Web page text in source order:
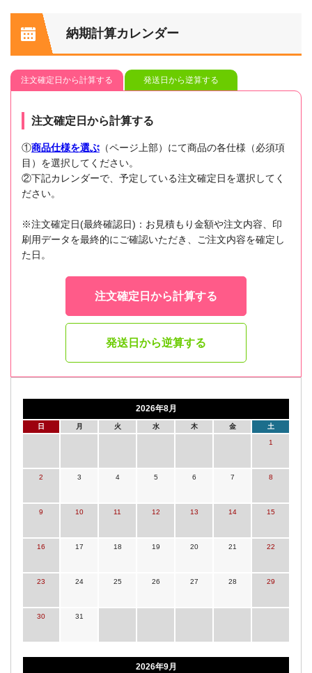
納期計算カレンダー
注文確定日から計算する 発送日から逆算する
注文確定日から計算する
①商品仕様を選ぶ （ページ上部）にて商品の各仕様（必須項
目）を選択してください。
②下記カレンダーで、予定している注文確定日を選択してく
ださい。
※注文確定日(最終確認日)：お見積もり金額や注文内容、印
刷用データを最終的にご確認いただき、ご注文内容を確定し
た日。
注文確定日から計算する
発送日から逆算する
2026年8月
日 月 火 水 木 金 土
1
2 3 4 5 6 7 8
9 10 11 12 13 14 15
16 17 18 19 20 21 22
23 24 25 26 27 28 29
30 31
2026年9月